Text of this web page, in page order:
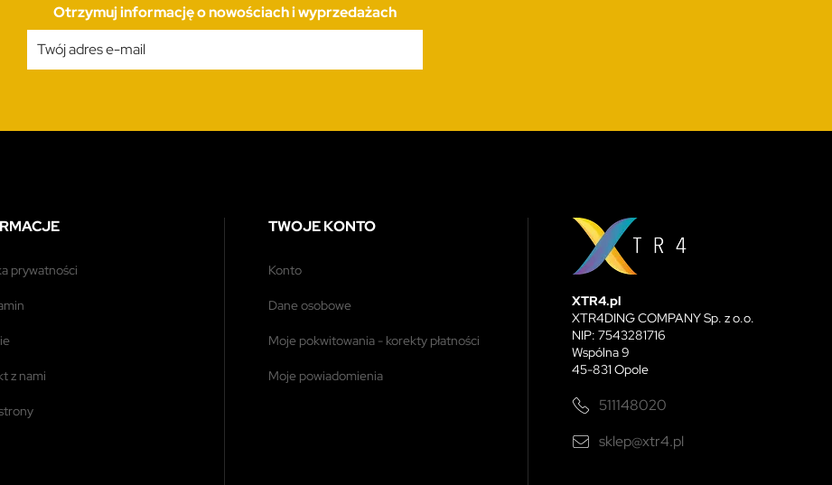
Otrzymuj informację o nowościach i wyprzedażach
prywatności
z nami
strony
TWOJE KONTO
konto
dane osobowe
moje pokwitowania - korekty płatności
moje powiadomienia
XTR4.pl
XTR4DING COMPANY Sp. z o.o.
NIP: 7543281716
Wspólna 9
45-831 Opole
511148020
sklep@xtr4.pl